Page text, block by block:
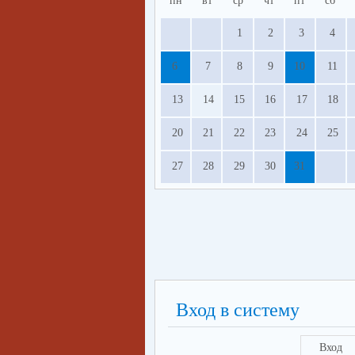
1 2 3 4
6 7 8 9 10 11
13 14 15 16 17 18
20 21 22 23 24 25
27 28 29 30 31
Вход в систему
Вход